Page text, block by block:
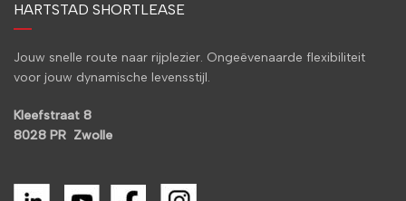
HARTSTAD SHORTLEASE
Jouw snelle route naar rijplezier. Ongeëvenaarde flexibiliteit
voor jouw dynamische levensstijl.
Kleefstraat 8
8028 PR Zwolle